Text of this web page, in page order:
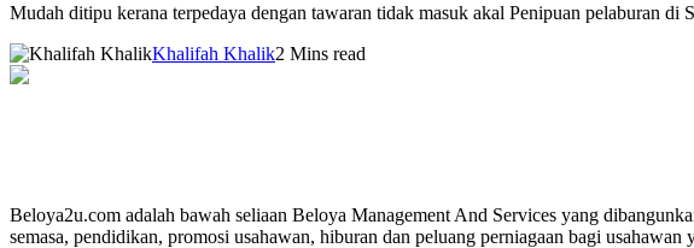
Mudah ditipu kerana terpedaya dengan tawaran tidak masuk akal Penipuan pelaburan
Khalifah Khalik2 Mins read
Beloya2u.com adalah bawah seliaan Beloya Management And Services yang
semasa, pendidikan, promosi usahawan, hiburan dan peluang perniagaan bagi